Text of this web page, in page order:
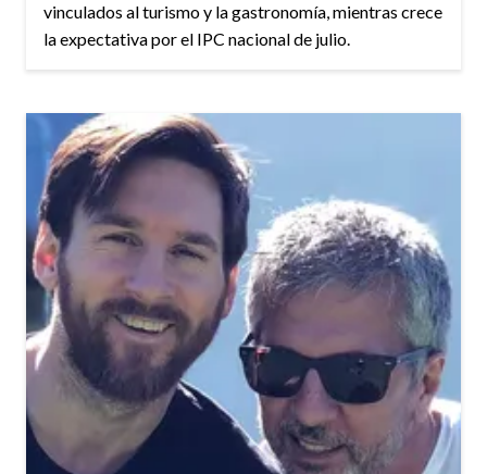
vinculados al turismo y la gastronomía, mientras crece
la expectativa por el IPC nacional de julio.